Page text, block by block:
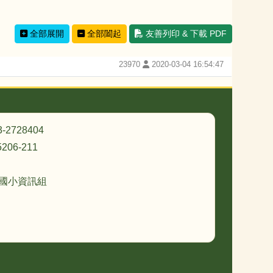
全部展開 全部闔起 友善列印 & 下載 PDF
23970 2020-03-04 16:54:47
2728404
211
小資訊組